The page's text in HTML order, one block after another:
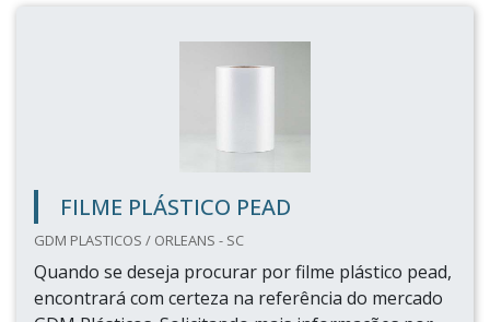
FILME PLÁSTICO PEAD
GDM PLASTICOS / ORLEANS - SC
Quando se deseja procurar por filme plástico pead,
encontrará com certeza na referência do mercado